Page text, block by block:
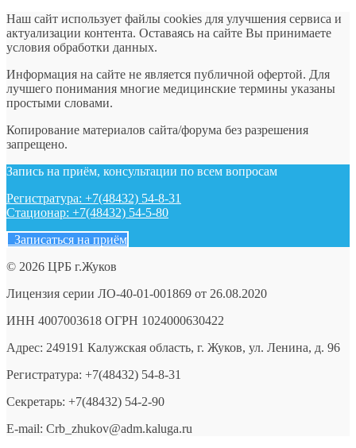
Наш сайт использует файлы cookies для улучшения сервиса и
актуализации контента. Оставаясь на сайте Вы принимаете
условия обработки данных.
Информация на сайте не является публичной офертой. Для
лучшего понимания многие медицинские термины указаны
простыми словами.
Копирование материалов сайта/форума без разрешения
запрещено.
Запись на приём, консультации по всем вопросам
Регистратура: +7(48432) 54-8-31
Стационар: +7(48432) 54-5-80
Записаться на приём
© 2026 ЦРБ г.Жуков
Лицензия серии ЛО-40-01-001869 от 26.08.2020
ИНН 4007003618 ОГРН 1024000630422
Адрес: 249191 Калужская область, г. Жуков, ул. Ленина, д. 96
Регистратура: +7(48432) 54-8-31
Секретарь: +7(48432) 54-2-90
E-mail: Crb_zhukov@adm.kaluga.ru